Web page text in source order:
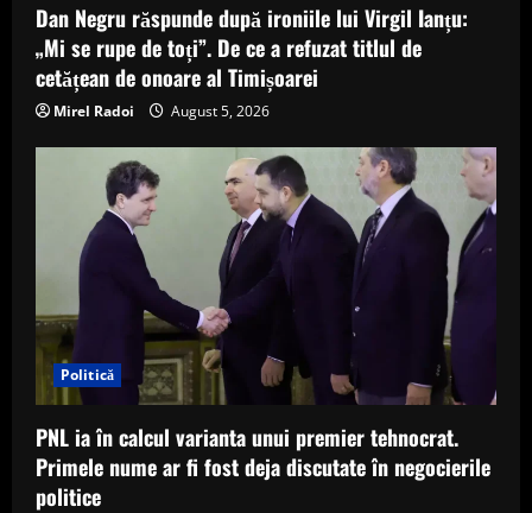
Dan Negru răspunde după ironiile lui Virgil Ianțu:
„Mi se rupe de toți”. De ce a refuzat titlul de
cetățean de onoare al Timișoarei
Mirel Radoi August 5, 2026
Politică
PNL ia în calcul varianta unui premier tehnocrat.
Primele nume ar fi fost deja discutate în negocierile
politice